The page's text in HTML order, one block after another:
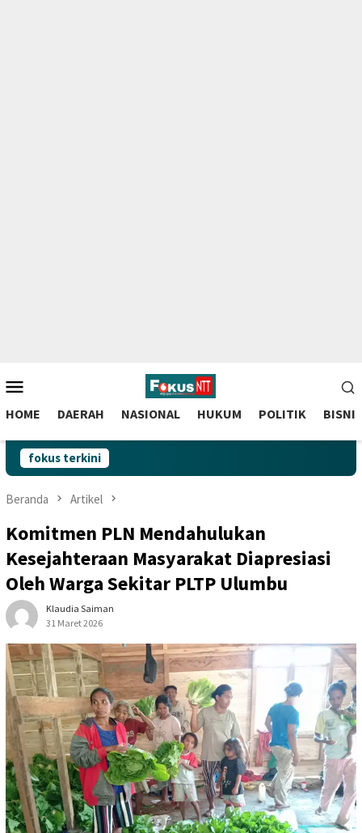
to
contentMobile
HOME DAERAH NASIONAL HUKUM POLITIK BISNIS
fokus terkini
Beranda Artikel
Komitmen PLN Mendahulukan
Kesejahteraan Masyarakat Diapresiasi
Oleh Warga Sekitar PLTP Ulumbu
Klaudia Saiman
31 Maret 2026